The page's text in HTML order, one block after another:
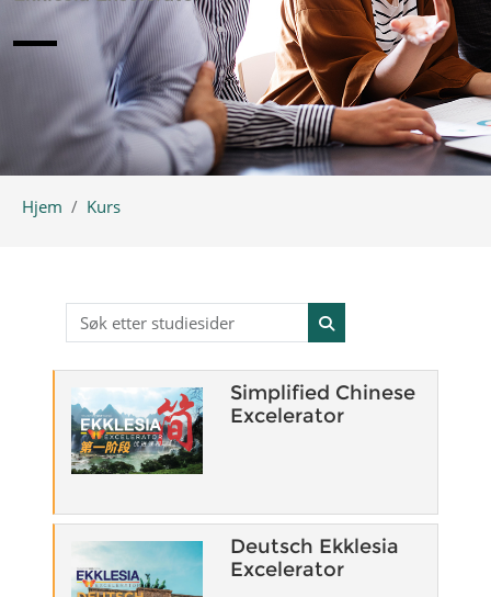
Hjem Kurs
Søk etter studiesider
Søk etter studiesider
Simplified Chinese
Excelerator
Deutsch Ekklesia
Excelerator